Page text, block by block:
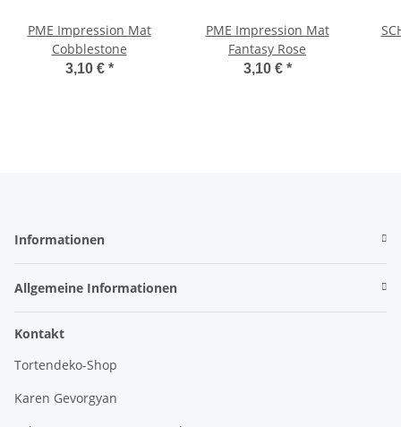
PME Impression Mat
Cobblestone
3,10 € *
PME Impression Mat
Fantasy Rose
3,10 € *
Informationen
Allgemeine Informationen
Kontakt
Tortendeko-Shop
Karen Gevorgyan